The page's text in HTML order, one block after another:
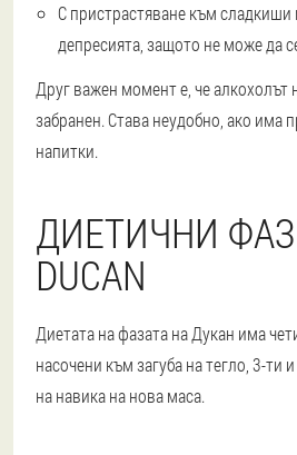
С пристрастяване към
депресията, защото не може да
Друг важен момент е, че алкохолът
забранен. Става неудобно, ако има
напитки.
ДИЕТИЧНИ
DUCAN
Диетата на фазата на Дукан има
насочени към загуба на тегло, 3-ти
на навика на нова маса.